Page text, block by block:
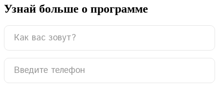
Узнай больше о программе